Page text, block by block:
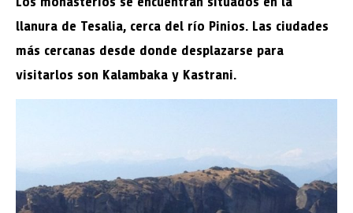
llanura de Tesalia, cerca del río Pinios. Las ciudades
más cercanas desde donde desplazarse para
visitarlos son Kalambaka y Kastrani.